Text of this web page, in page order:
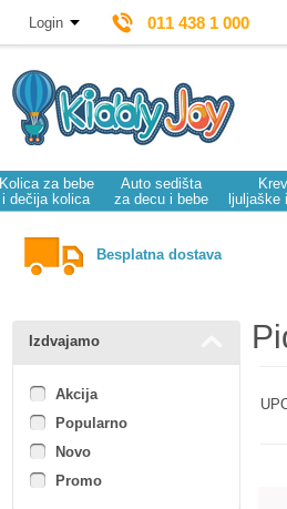
Login 011 438 1 000
Kolica za bebe
i dečija kolica
Auto sedišta
za decu i bebe
ljuljaške
Besplatna dostava
Izdvajamo
Akcija
Popularno
Novo
Promo